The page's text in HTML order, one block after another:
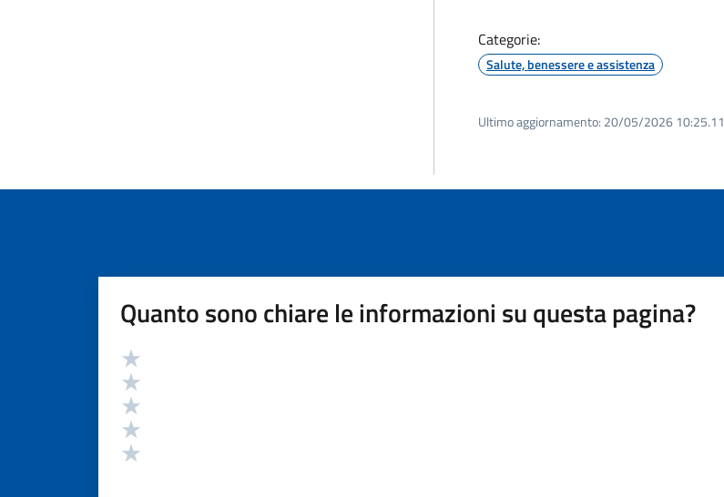
Categorie:
Salute, benessere e assistenza
Ultimo aggiornamento: 20/05/2026 10:25.11
Quanto sono chiare le informazioni su questa pagina?
Valutazione